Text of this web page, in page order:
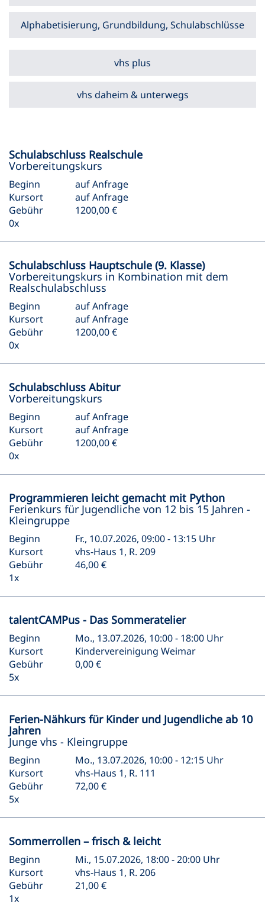
Alphabetisierung, Grundbildung, Schulabschlüsse
vhs plus
vhs daheim & unterwegs
Schulabschluss Realschule
Vorbereitungskurs
Beginn
auf Anfrage
Kursort
auf Anfrage
Gebühr
1200,00 €
0x
Schulabschluss Hauptschule (9. Klasse)
Vorbereitungskurs in Kombination mit dem
Realschulabschluss
Beginn
auf Anfrage
Kursort
auf Anfrage
Gebühr
1200,00 €
0x
Schulabschluss Abitur
Vorbereitungskurs
Beginn
auf Anfrage
Kursort
auf Anfrage
Gebühr
1200,00 €
0x
Programmieren leicht gemacht mit Python
Ferienkurs für Jugendliche von 12 bis 15 Jahren -
Kleingruppe
Beginn
Fr., 10.07.2026, 09:00 - 13:15 Uhr
Kursort
vhs-Haus 1, R. 209
Gebühr
46,00 €
1x
talentCAMPus - Das Sommeratelier
Beginn
Mo., 13.07.2026, 10:00 - 18:00 Uhr
Kursort
Kindervereinigung Weimar
Gebühr
0,00 €
5x
Ferien-Nähkurs für Kinder und Jugendliche ab 10
Jahren
Junge vhs - Kleingruppe
Beginn
Mo., 13.07.2026, 10:00 - 12:15 Uhr
Kursort
vhs-Haus 1, R. 111
Gebühr
72,00 €
5x
Sommerrollen – frisch & leicht
Beginn
Mi., 15.07.2026, 18:00 - 20:00 Uhr
Kursort
vhs-Haus 1, R. 206
Gebühr
21,00 €
1x